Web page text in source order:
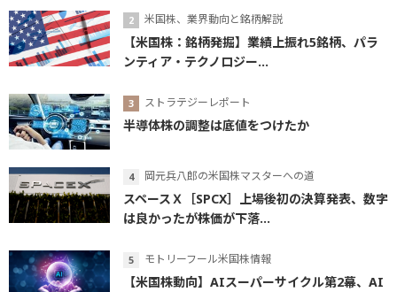
米国株、業界動向と銘柄解説
【米国株：銘柄発掘】業績上振れ5銘柄、パラ
ンティア・テクノロジー...
ストラテジーレポート
半導体株の調整は底値をつけたか
岡元兵八郎の米国株マスターへの道
スペースＸ［SPCX］上場後初の決算発表、数字
は良かったが株価が下落...
モトリーフール米国株情報
【米国株動向】AIスーパーサイクル第2幕、AI